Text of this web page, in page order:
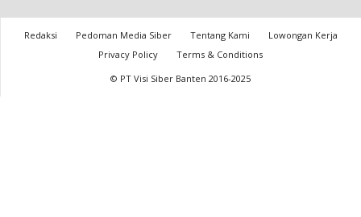
Redaksi Pedoman Media Siber Tentang Kami
Lowongan Kerja
Privacy Policy
Terms & Conditions
© PT Visi Siber Banten 2016-2025